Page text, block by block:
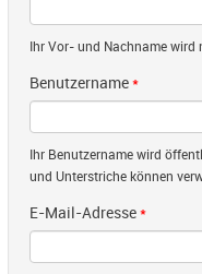
Ihr Vor- und Nachname
Benutzername *
Ihr Benutzername wird
und Unterstriche können
E-Mail-Adresse *